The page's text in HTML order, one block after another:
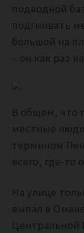
подводной
подгнивать
большой на
– он как раз
В общем, что
местные
термином
всего, где-то
На улице
выпал в
Центральной